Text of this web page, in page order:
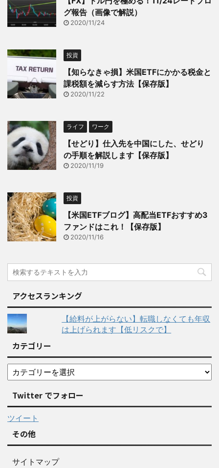
グ報告（画像で解説）
2020/11/24
投資
【知らなきゃ損】米国ETFにかかる税金と
課税額を減らす方法【保存版】
2020/11/22
ライフ ワーク
【せどり】仕入先を中国にした、せどり
の手順を解説します【保存版】
2020/11/19
投資
【米国ETFブログ】高配当ETFおすすめ3
ファンドはこれ！【保存版】
2020/11/16
アクセスランキング
【給料が上がらない】転職しなくても年収
は上げられます【低リスクで】
カテゴリー
Twitter でフォロー
ツイート
その他
サイトマップ